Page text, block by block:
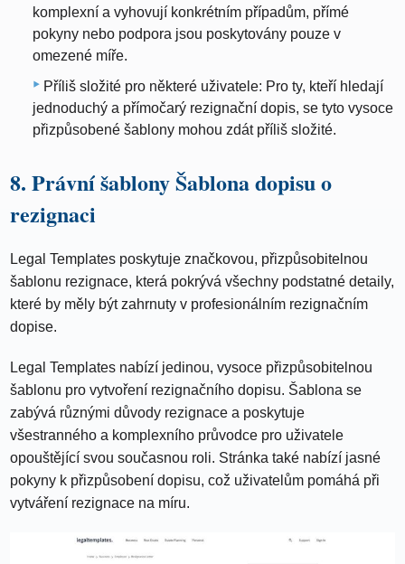
komplexní a vyhovují konkrétním případům, přímé
pokyny nebo podpora jsou poskytovány pouze v
omezené míře.
Příliš složité pro některé uživatele: Pro ty, kteří hledají
jednoduchý a přímočarý rezignační dopis, se tyto vysoce
přizpůsobené šablony mohou zdát příliš složité.
8. Právní šablony Šablona dopisu o
rezignaci
Legal Templates poskytuje značkovou, přizpůsobitelnou
šablonu rezignace, která pokrývá všechny podstatné detaily,
které by měly být zahrnuty v profesionálním rezignačním
dopise.
Legal Templates nabízí jedinou, vysoce přizpůsobitelnou
šablonu pro vytvoření rezignačního dopisu. Šablona se
zabývá různými důvody rezignace a poskytuje
všestranného a komplexního průvodce pro uživatele
opouštějící svou současnou roli. Stránka také nabízí jasné
pokyny k přizpůsobení dopisu, což uživatelům pomáhá při
vytváření rezignace na míru.